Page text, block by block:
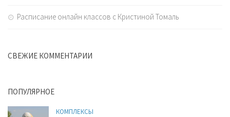
Расписание онлайн классов с Кристиной Томаль
СВЕЖИЕ КОММЕНТАРИИ
ПОПУЛЯРНОЕ
КОМПЛЕКСЫ